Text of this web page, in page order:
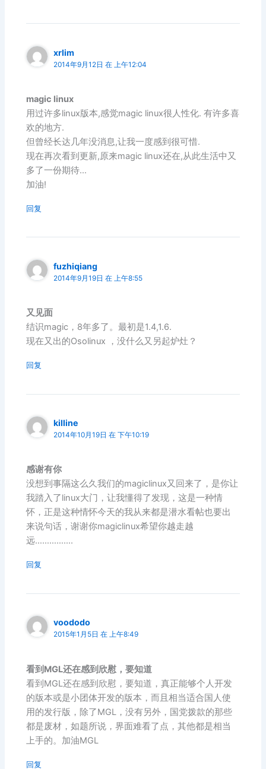
xrlim
2014年9月12日 在 上午12:04
magic linux
用过许多linux版本,感觉magic linux很人性化. 有许多喜
欢的地方.
但曾经长达几年没消息,让我一度感到很可惜.
现在再次看到更新,原来magic linux还在,从此生活中又
多了一份期待…
加油!
回复
fuzhiqiang
2014年9月19日 在 上午8:55
又见面
结识magic，8年多了。最初是1.4,1.6.
现在又出的Osolinux ，没什么又另起炉灶？
回复
killine
2014年10月19日 在 下午10:19
感谢有你
没想到事隔这么久我们的magiclinux又回来了，是你让
我踏入了linux大门，让我懂得了发现，这是一种情
怀，正是这种情怀今天的我从来都是潜水看帖也要出
来说句话，谢谢你magiclinux希望你越走越
远…………….
回复
voododo
2015年1月5日 在 上午8:49
看到MGL还在感到欣慰，要知道
看到MGL还在感到欣慰，要知道，真正能够个人开发
的版本或是小团体开发的版本，而且相当适合国人使
用的发行版，除了MGL，没有另外，国党拨款的那些
都是废材，如题所说，界面难看了点，其他都是相当
上手的。加油MGL
回复